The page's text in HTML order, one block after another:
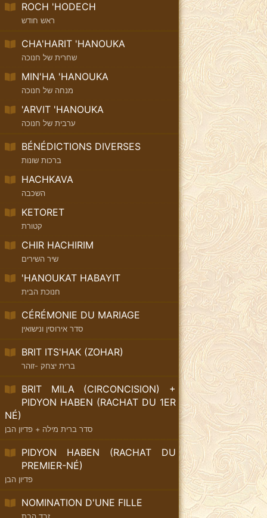
ROCH 'HODECH
ראש חודש
CHA'HARIT 'HANOUKA
שחרית של חנוכה
MIN'HA 'HANOUKA
מנחה של חנוכה
'ARVIT 'HANOUKA
ערבית של חנוכה
BÉNÉDICTIONS DIVERSES
ברכות שונות
HACHKAVA
השכבה
KETORET
קטורת
CHIR HACHIRIM
שיר השירים
'HANOUKAT HABAYIT
חנוכת הבית
CÉRÉMONIE DU MARIAGE
סדר אירוסין ונישואין
BRIT ITS'HAK (ZOHAR)
ברית יצחק -זוהר
BRIT MILA (CIRCONCISION) +
PIDYON HABEN (RACHAT DU 1ER
NÉ)
סדר ברית מילה + פדיון הבן
PIDYON HABEN (RACHAT DU
PREMIER-NÉ)
פדיון הבן
NOMINATION D'UNE FILLE